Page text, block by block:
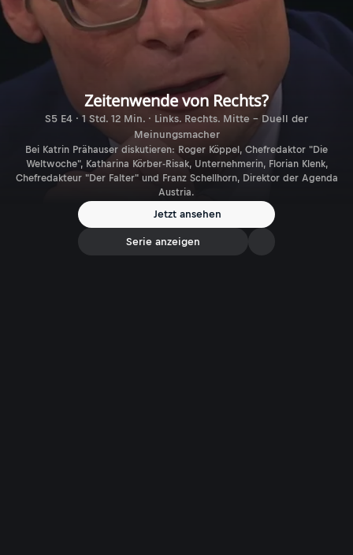
Zeitenwende von Rechts?
S5 E4 · 1 Std. 12 Min. · Links. Rechts. Mitte - Duell der
Meinungsmacher
Bei Katrin Prähauser diskutieren: Roger Köppel, Chefredaktor "Die
Weltwoche", Katharina Körber-Risak, Unternehmerin, Florian Klenk,
Chefredakteur "Der Falter" und Franz Schellhorn, Direktor der Agenda
Austria.
Jetzt ansehen
Serie anzeigen